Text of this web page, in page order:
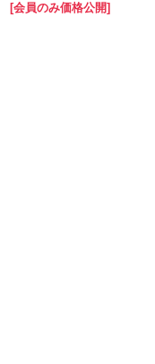
[会員のみ価格公開]